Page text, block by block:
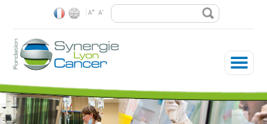
A+ A-
La Fondation